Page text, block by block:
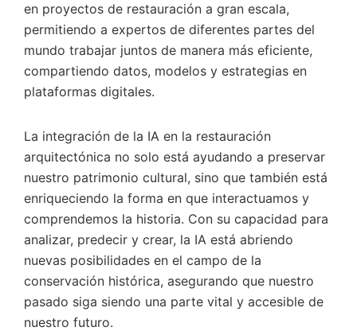
en proyectos de restauración a gran escala,
permitiendo a expertos de diferentes partes del
mundo trabajar juntos de manera más eficiente,
compartiendo datos, modelos y estrategias en
plataformas digitales.
La integración de la IA en la restauración
arquitectónica no solo está ayudando a preservar
nuestro patrimonio cultural, sino que también está
enriqueciendo la forma en que interactuamos y
comprendemos la historia. Con su capacidad para
analizar, predecir y crear, la IA está abriendo
nuevas posibilidades en el campo de la
conservación histórica, asegurando que nuestro
pasado siga siendo una parte vital y accesible de
nuestro futuro.